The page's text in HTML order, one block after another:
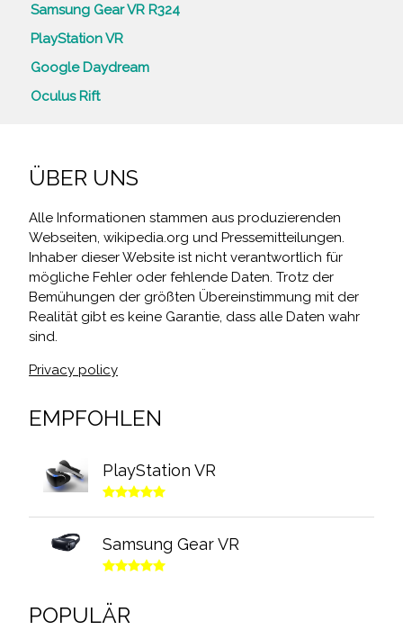
Samsung Gear VR R324
PlayStation VR
Google Daydream
Oculus Rift
ÜBER UNS
Alle Informationen stammen aus produzierenden
Webseiten, wikipedia.org und Pressemitteilungen.
Inhaber dieser Website ist nicht verantwortlich für
mögliche Fehler oder fehlende Daten. Trotz der
Bemühungen der größten Übereinstimmung mit der
Realität gibt es keine Garantie, dass alle Daten wahr
sind.
Privacy policy
EMPFOHLEN
PlayStation VR
Samsung Gear VR
POPULÄR